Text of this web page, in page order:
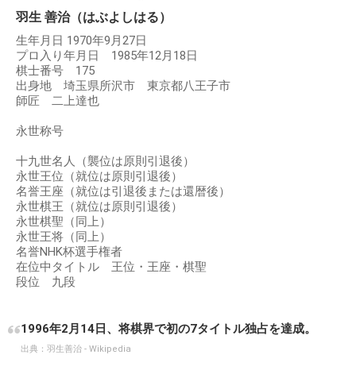
羽生 善治（はぶよしはる）
生年月日 1970年9月27日
プロ入り年月日 1985年12月18日
棋士番号 175
出身地 埼玉県所沢市 東京都八王子市
師匠 二上達也
永世称号
十九世名人（襲位は原則引退後）
永世王位（就位は原則引退後）
名誉王座（就位は引退後または還暦後）
永世棋王（就位は原則引退後）
永世棋聖（同上）
永世王将（同上）
名誉NHK杯選手権者
在位中タイトル 王位・王座・棋聖
段位 九段
1996年2月14日、将棋界で初の7タイトル独占を達成。
出典： 羽生善治 - Wikipedia